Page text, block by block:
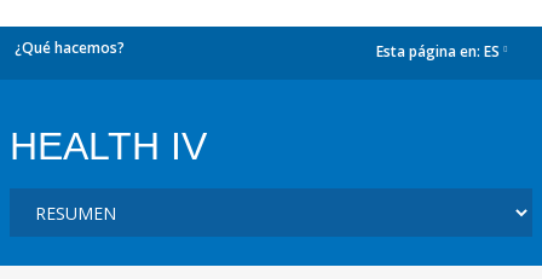
¿Qué hacemos? Esta página en: ES
HEALTH IV